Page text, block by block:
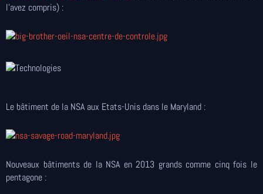
l'avez compris) :
Le bâtiment de la NSA aux Etats-Unis dans le Maryland :
Nouveaux bâtiments de la NSA en 2013 grands comme cinq fois le
pentagone :